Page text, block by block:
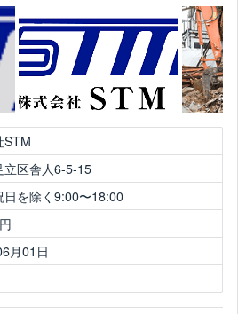
STM
立区舎人6-5-15
日を除く9:00〜18:00
月01日